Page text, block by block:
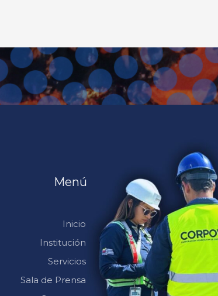
Menú
Inicio
Institución
Servicios
Sala de Prensa